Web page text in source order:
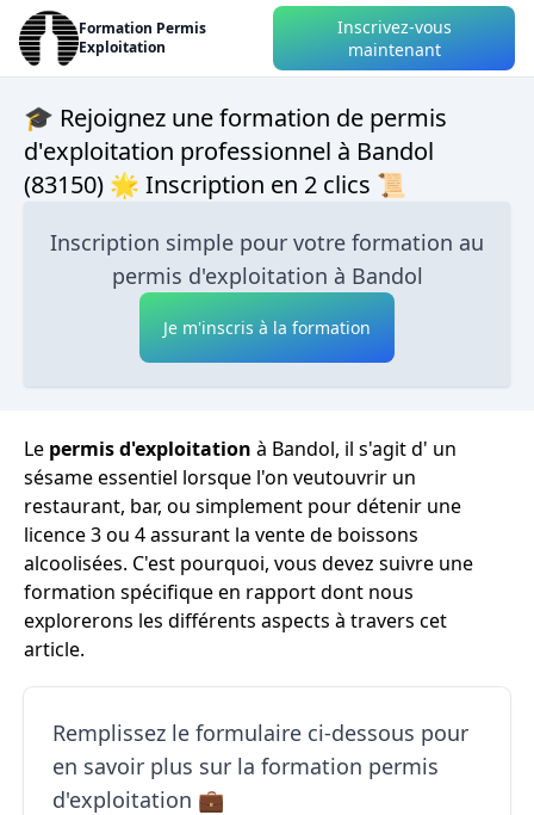
Formation Permis
Exploitation
Inscrivez-vous
maintenant
🎓 Rejoignez une formation de permis
d'exploitation professionnel à Bandol
(83150) 🌟 Inscription en 2 clics 📜
Inscription simple pour votre formation au
permis d'exploitation à Bandol
Je m'inscris à la formation
Le permis d'exploitation à Bandol, il s'agit d' un
sésame essentiel lorsque l'on veutouvrir un
restaurant, bar, ou simplement pour détenir une
licence 3 ou 4 assurant la vente de boissons
alcoolisées. C'est pourquoi, vous devez suivre une
formation spécifique en rapport dont nous
explorerons les différents aspects à travers cet
article.
Remplissez le formulaire ci-dessous pour
en savoir plus sur la formation permis
d'exploitation 💼